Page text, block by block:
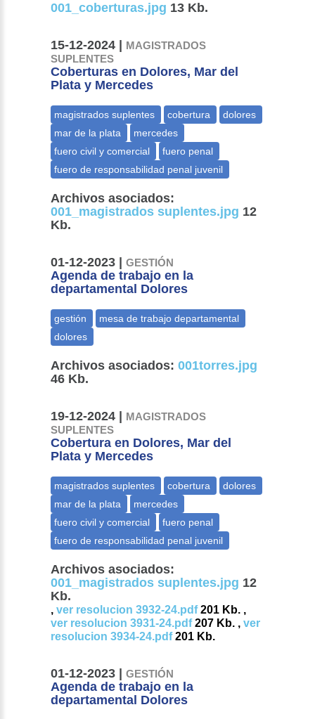
001_coberturas.jpg 13 Kb.
15-12-2024 |
MAGISTRADOS
SUPLENTES
Coberturas en Dolores, Mar del
Plata y Mercedes
Archivos asociados:
001_magistrados suplentes.jpg 12
Kb.
01-12-2023 |GESTIÓN
Agenda de trabajo en la
departamental Dolores
Archivos asociados: 001torres.jpg
46 Kb.
19-12-2024 |
MAGISTRADOS
SUPLENTES
Cobertura en Dolores, Mar del
Plata y Mercedes
Archivos asociados:
001_magistrados suplentes.jpg 12
Kb.
,ver resolucion 3932-24.pdf201 Kb. ,
ver resolucion 3931-24.pdf207 Kb. ,ver
resolucion 3934-24.pdf201 Kb.
01-12-2023 |GESTIÓN
Agenda de trabajo en la
departamental Dolores